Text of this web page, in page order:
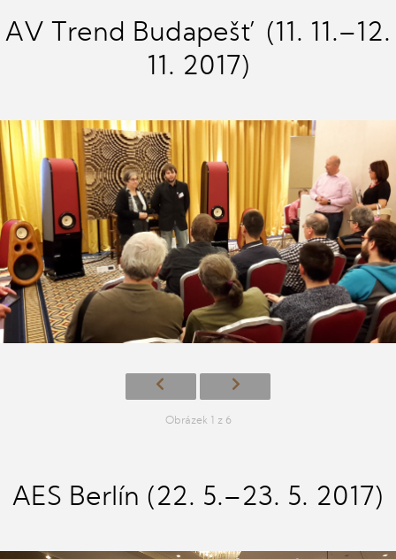
AV Trend Budapešť (11. 11.–12.
11. 2017)
Obrázek 1 z 6
AES Berlín (22. 5.–23. 5. 2017)